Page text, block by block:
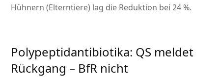
Hühnern (Elterntiere) lag die Reduktion bei 24 %.
Polypeptidantibiotika: QS meldet
Rückgang – BfR nicht